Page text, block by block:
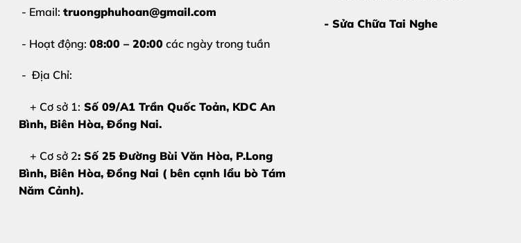
- Email: truongphuhoan@gmail.com
- Hoạt động: 08:00 – 20:00 các ngày trong tuần
- Địa Chỉ:
+ Cơ sở 1: Số 09/A1 Trần Quốc Toản, KDC An
Bình, Biên Hòa, Đồng Nai.
+ Cơ sở 2: Số 25 Đường Bùi Văn Hòa, P.Long
Bình, Biên Hòa, Đồng Nai ( bên cạnh lẩu bò Tám
Năm Cảnh).
- Sửa Chữa Tai Nghe